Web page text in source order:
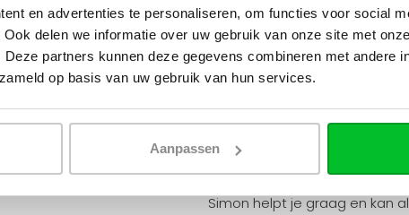
en advertenties te personaliseren, om functies voor social
delen we informatie over uw gebruik van onze site met
partners kunnen deze gegevens combineren met andere
op basis van uw gebruik van hun services.
Aanpassen
Je hebt keuze uit
vlak of gegroefd, en
zodat u alle
sluiten.
u zo een snelle en
(15 mm cv buizen
zit er ook een luxe
Heb je een vraag over
Simon helpt je graag en kan